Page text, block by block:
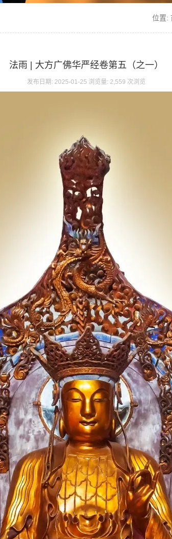
位置:
法雨 | 大方广佛华严经卷第五（之一）
发布日期: 2025-01-25 浏览量: 2,559 次浏览